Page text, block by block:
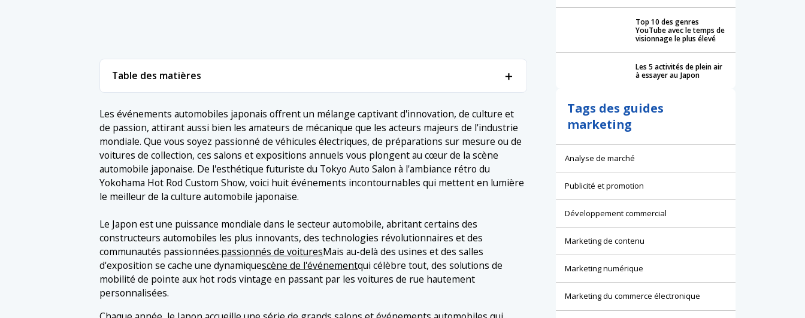
Table des matières ＋
1.1 1. Salon de l'automobile de Tokyo
1.2 2. Salon de l'automobile d'Osaka
1.3 3. Le monde de l'automobile
1.4 4. Salon de la mobilité au Japon
1.6 6. 2 jours nostalgiques
1.7 7. JAF Motor Sport Japon
1.8 8. Conseil de l'automobile
2. Conclusion
Les événements automobiles japonais offrent un mélange captivant d'innovation, de culture et
de passion, attirant aussi bien les amateurs de mécanique que les acteurs majeurs de l'industrie
mondiale. Que vous soyez passionné de véhicules électriques, de préparations sur mesure ou de
voitures de collection, ces salons et expositions annuels vous plongent au cœur de la scène
automobile japonaise. De l'esthétique futuriste du Tokyo Auto Salon à l'ambiance rétro du
Yokohama Hot Rod Custom Show, voici huit événements incontournables qui mettent en lumière
le meilleur de la culture automobile japonaise.
Le Japon est une puissance mondiale dans le secteur automobile, abritant certains des
constructeurs automobiles les plus innovants, des technologies révolutionnaires et des
communautés passionnées.passionnés de voituresMais au-delà des usines et des salles
d'exposition se cache une dynamiquescène de l'événementqui célèbre tout, des solutions de
mobilité de pointe aux hot rods vintage en passant par les voitures de rue hautement
personnalisées.
Top 10 des genres
YouTube avec le temps de
visionnage le plus élevé
Les 5 activités de plein air
à essayer au Japon
Tags des guides
marketing
Analyse de marché
Publicité et promotion
Développement commercial
Marketing de contenu
Marketing numérique
Marketing du commerce électronique